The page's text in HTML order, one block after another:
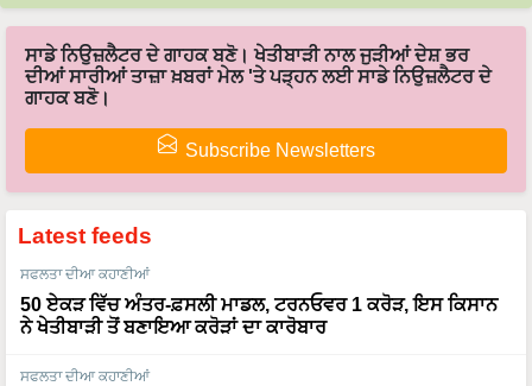
ਸਾਡੇ ਨਿਉਜ਼ਲੈਟਰ ਦੇ ਗਾਹਕ ਬਣੋ। ਖੇਤੀਬਾੜੀ ਨਾਲ ਜੁੜੀਆਂ ਦੇਸ਼ ਭਰ
ਦੀਆਂ ਸਾਰੀਆਂ ਤਾਜ਼ਾ ਖ਼ਬਰਾਂ ਮੇਲ 'ਤੇ ਪੜ੍ਹਨ ਲਈ ਸਾਡੇ ਨਿਉਜ਼ਲੈਟਰ ਦੇ
ਗਾਹਕ ਬਣੋ।
Subscribe Newsletters
Latest feeds
ਸਫਲਤਾ ਦੀਆ ਕਹਾਣੀਆਂ
50 ਏਕੜ ਵਿੱਚ ਅੰਤਰ-ਫ਼ਸਲੀ ਮਾਡਲ, ਟਰਨਓਵਰ 1 ਕਰੋੜ, ਇਸ ਕਿਸਾਨ
ਨੇ ਖੇਤੀਬਾੜੀ ਤੋਂ ਬਣਾਇਆ ਕਰੋੜਾਂ ਦਾ ਕਾਰੋਬਾਰ
ਸਫਲਤਾ ਦੀਆ ਕਹਾਣੀਆਂ